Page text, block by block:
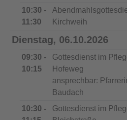
10:30 -
11:30
Kirchweih
Dienstag, 06.10.2026
09:30 -
10:15
Gottesdienst im
Hofeweg
ansprechbar:
Baudach
10:30 -
Gottesdienst im